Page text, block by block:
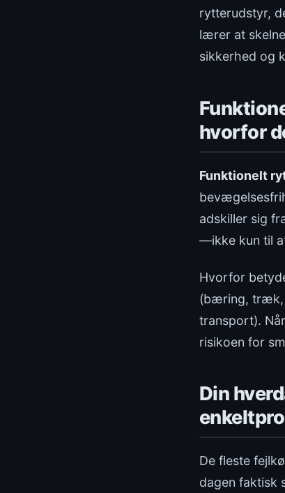
rytterudstyr,
lærer at
sikkerhed og
hvorfor
Funktionelt
adskiller sig
—ikke kun til
Hvorfor
(bæring, træk,
transport).
risikoen for
Din
De fleste
dagen faktisk